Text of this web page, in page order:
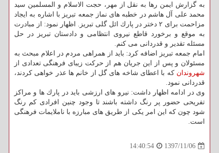
به گزارش ایمن رها به نقل از مهر، حجت الاسلام و المسلمین سید
محمد علی آل هاشم در خطبه های نماز جمعه تبریز با اشاره به ایجاد
مزاحمت برای ۲ دختر در پارك ائل گلی تبریز. اظهار نمود: از مبادرت
به موقع و برخورد قاطع نیروی انتظامی و دادستان تبریز در حل
مسئله تقدیر و قدردانی می كنم.
امام جمعه تبریز اضافه كرد: باید از همراهی مردم در اعلام مبحث به
مسئولان و پس از این جریان هم از حركت زیبای فرهنگی تعدادی از
شهروندان كه با اعطای شاخه های گل از خانم ها عذر خواهی كردند،
قدردانی نمود.
وی در ادامه اظهار داشت: نیرو های ارزشی باید در پارك ها و مراكز
تفریحی حضور پر رنگ داشته باشند تا وجود چنین افرادی كم رنگ
شود چون كه این امر یكی از طریق های مبارزه با ناملایمات فرهنگی
است.
1397/11/06
14:40:54